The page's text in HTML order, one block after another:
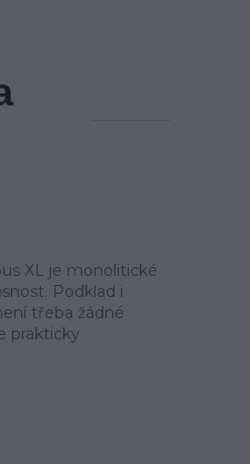
XL je monolitické
Podklad i
třeba žádné
prakticky